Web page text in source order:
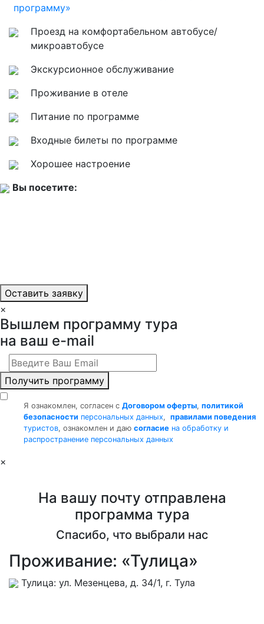
программу»
Проезд на комфортабельном автобусе/
микроавтобусе
Экскурсионное обслуживание
Проживание в отеле
Питание по программе
Входные билеты по программе
Хорошее настроение
Вы посетите:
Оставить заявку
×
Вышлем программу тура
на ваш e-mail
Получить программу
Я ознакомлен, согласен с Договором оферты, политикой
безопасности персональных данных, правилами поведения
туристов, ознакомлен и даю согласие на обработку и
распространение персональных данных
×
На вашу почту отправлена
программа тура
Спасибо, что выбрали нас
Проживание: «Тулица»
Тулица: ул. Мезенцева, д. 34/1, г. Тула